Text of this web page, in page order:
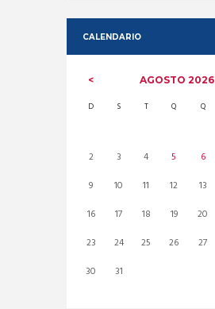
CALENDARIO
AGOSTO2026
D S T Q Q
2
3 4 5 6
9
10 11 12 13
16
17 18 19 20
23
24 25 26 27
30
31